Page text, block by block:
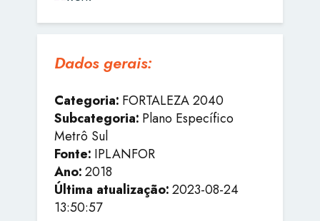
Dados gerais:
Categoria: FORTALEZA 2040
Subcategoria: Plano Específico
Metrô Sul
Fonte: IPLANFOR
Ano:2018
Última atualização:2023-08-24
13:50:57